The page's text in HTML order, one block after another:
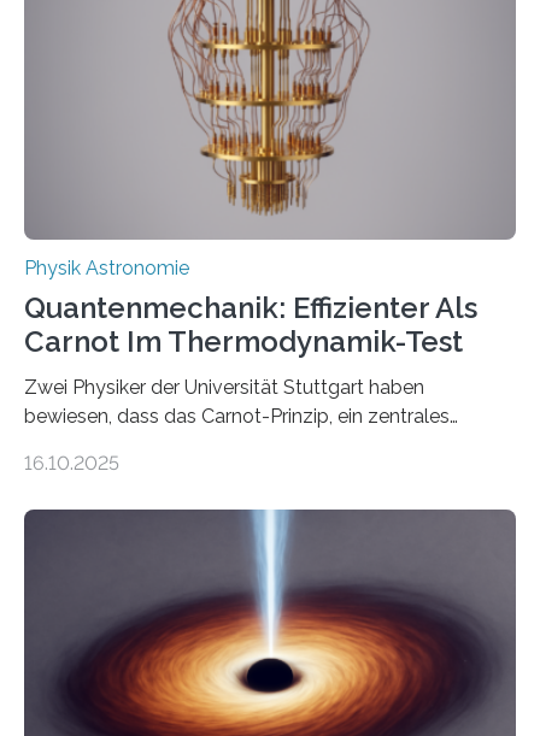
Jahre alt geworden ist, weshalb die UNESCO 2025 zum
Internationalen Jahr der Quantenwissenschaft und -
technologie ausgerufen hat. Doch nun hat eine
internationale Forschungsgruppe um den
Physik Astronomie
Quantenmechanik: Effizienter Als
Carnot Im Thermodynamik-Test
Zwei Physiker der Universität Stuttgart haben
bewiesen, dass das Carnot-Prinzip, ein zentrales
Größenordnung von Atomen gilt, deren physikalische
Quantenmotoren voranbringen. Das
Wissenschaftsjournal Science Advances veröffentlichte
die Herleitung. (DOI: 10.1126/sciadv.adw8462)
Verbrennungsmotoren oder Dampfturbinen sind
Wärmekraftmaschinen: Sie wandeln thermische
16.10.2025